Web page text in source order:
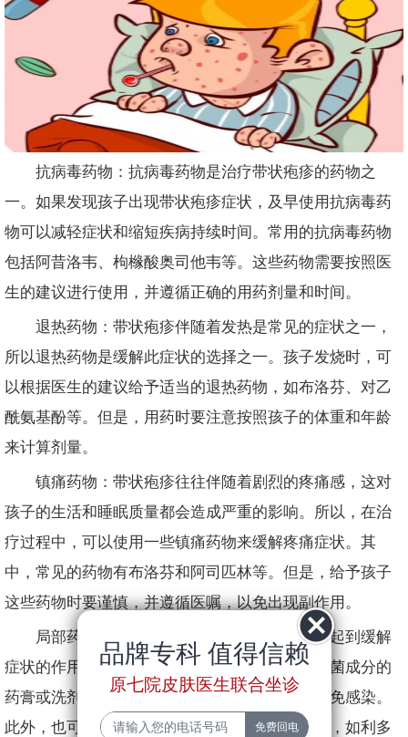
抗病毒药物：抗病毒药物是治疗带状疱疹的药物之
一。如果发现孩子出现带状疱疹症状，及早使用抗病毒药
物可以减轻症状和缩短疾病持续时间。常用的抗病毒药物
包括阿昔洛韦、枸橼酸奥司他韦等。这些药物需要按照医
生的建议进行使用，并遵循正确的用药剂量和时间。
退热药物：带状疱疹伴随着发热是常见的症状之一，
所以退热药物是缓解此症状的选择之一。孩子发烧时，可
以根据医生的建议给予适当的退热药物，如布洛芬、对乙
酰氨基酚等。但是，用药时要注意按照孩子的体重和年龄
来计算剂量。
镇痛药物：带状疱疹往往伴随着剧烈的疼痛感，这对
孩子的生活和睡眠质量都会造成严重的影响。所以，在治
疗过程中，可以使用一些镇痛药物来缓解疼痛症状。其
中，常见的药物有布洛芬和阿司匹林等。但是，给予孩子
这些药物时要谨慎，并遵循医嘱，以免出现副作用。
局部药物：除了内服药物，局部药物也可以起到缓解
症状的作用。例如，可以使用一些含有消炎、杀菌成分的
药膏或洗剂来清洁和消毒带状疱疹的表面，以避免感染。
此外，也可以使用一些含有止痛成分的局部药膏，如利多
品牌专科 值得信赖
原七院皮肤医生联合坐诊